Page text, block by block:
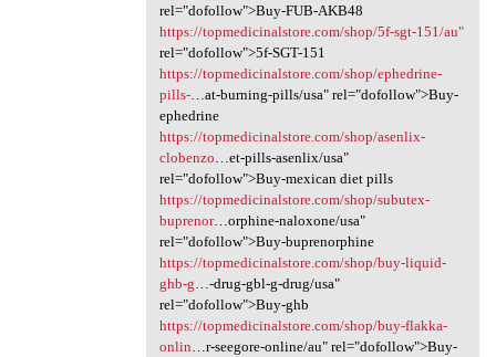
rel="dofollow">Buy-FUB-AKB48
https://topmedicinalstore.com/shop/5f-sgt-151/au"
rel="dofollow">5f-SGT-151
https://topmedicinalstore.com/shop/ephedrine-
pills-…at-burning-pills/usa" rel="dofollow">Buy-
ephedrine
https://topmedicinalstore.com/shop/asenlix-
clobenzo …et-pills-asenlix/usa"
rel="dofollow">Buy-mexican diet pills
https://topmedicinalstore.com/shop/subutex-
buprenor…orphine-naloxone/usa"
rel="dofollow">Buy-buprenorphine
https://topmedicinalstore.com/shop/buy-liquid-
ghb-g …-drug-gbl-g-drug/usa"
rel="dofollow">Buy-ghb
https://topmedicinalstore.com/shop/buy-flakka-
onlin …r-seegore-online/au" rel="dofollow">Buy-